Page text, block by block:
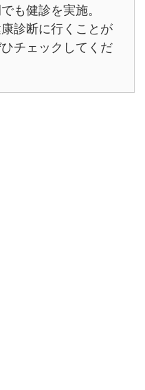
も健診を実施。
診断に行くことが
チェックしてくだ